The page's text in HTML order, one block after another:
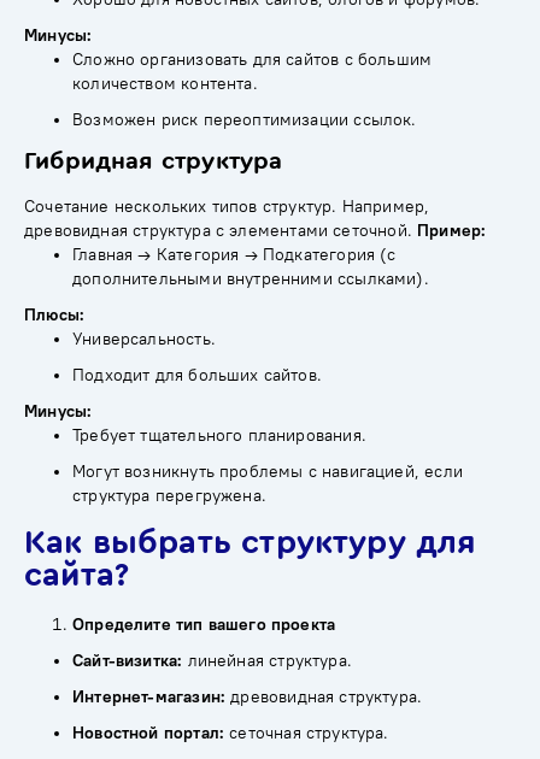
Минусы:
Сложно организовать для сайтов с большим
количеством контента.
Возможен риск переоптимизации ссылок.
Гибридная структура
Сочетание нескольких типов структур. Например,
древовидная структура с элементами сеточной. Пример:
Главная → Категория → Подкатегория (с
дополнительными внутренними ссылками).
Плюсы:
Универсальность.
Подходит для больших сайтов.
Минусы:
Требует тщательного планирования.
Могут возникнуть проблемы с навигацией, если
структура перегружена.
Как выбрать структуру для
сайта?
Определите тип вашего проекта
Сайт-визитка: линейная структура.
Интернет-магазин: древовидная структура.
Новостной портал: сеточная структура.